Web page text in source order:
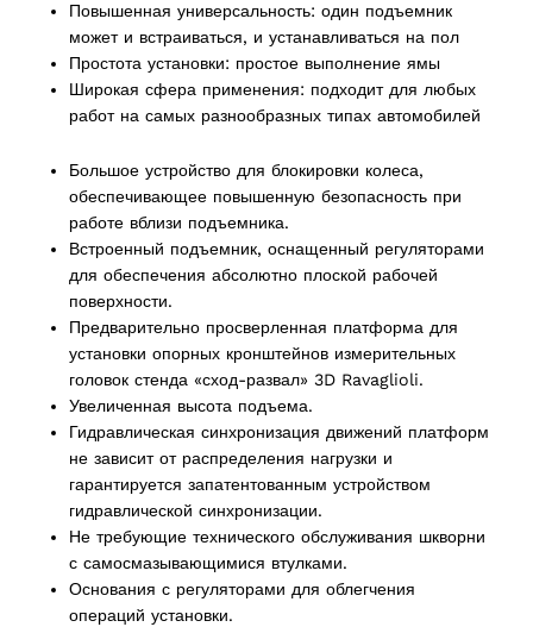
2 products
Повышенная универсальность: один подъемник
может и встраиваться, и устанавливаться на пол
Простота установки: простое выполнение ямы
Широкая сфера применения: подходит для любых
работ на самых разнообразных типах автомобилей
Большое устройство для блокировки колеса,
обеспечивающее повышенную безопасность при
работе вблизи подъемника.
Встроенный подъемник, оснащенный регуляторами
для обеспечения абсолютно плоской рабочей
поверхности.
Предварительно просверленная платформа для
установки опорных кронштейнов измерительных
головок стенда «сход-развал» 3D Ravaglioli.
Увеличенная высота подъема.
Гидравлическая синхронизация движений платформ
не зависит от распределения нагрузки и
гарантируется запатентованным устройством
гидравлической синхронизации.
Не требующие технического обслуживания шкворни
с самосмазывающимися втулками.
Основания с регуляторами для облегчения
операций установки.